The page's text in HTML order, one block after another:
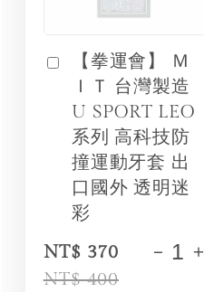
【拳運會】 Ｍ
ＩＴ 台灣製造
U SPORT LEO
系列 高科技防
撞運動牙套 出
口國外 透明迷
彩
NT$ 370
NT$ 400
- +